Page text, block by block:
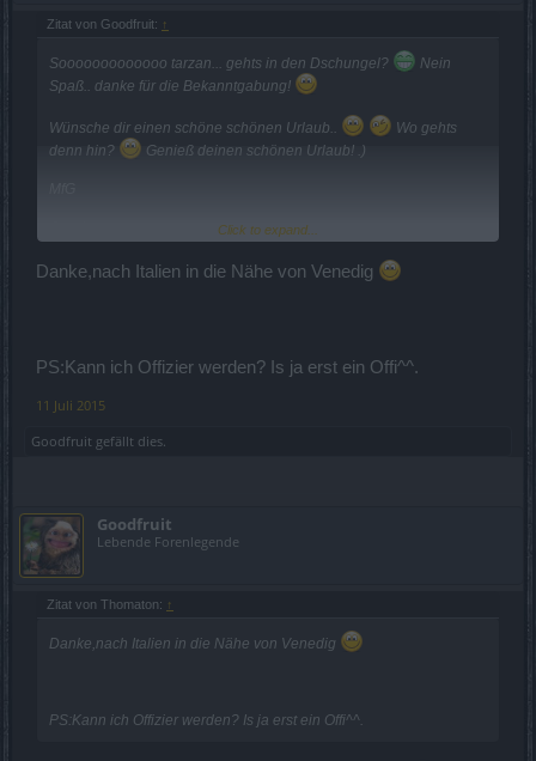
Zitat von Goodfruit: ↑
Sooooooooooooo tarzan... gehts in den Dschungel?
Nein
Spaß.. danke für die Bekanntgabung!
Wünsche dir einen schöne schönen Urlaub..
Wo gehts
denn hin?
Genieß deinen schönen Urlaub! .)
BrotUnd Spiele
Click to expand...
Danke,nach Italien in die Nähe von Venedig
PS:Kann ich Offizier werden? Is ja erst ein Offi^^.
11 Juli 2015
Goodfruit gefällt dies.
Goodfruit
Lebende Forenlegende
Zitat von Thomaton: ↑
Danke,nach Italien in die Nähe von Venedig
PS:Kann ich Offizier werden? Is ja erst ein Offi^^.